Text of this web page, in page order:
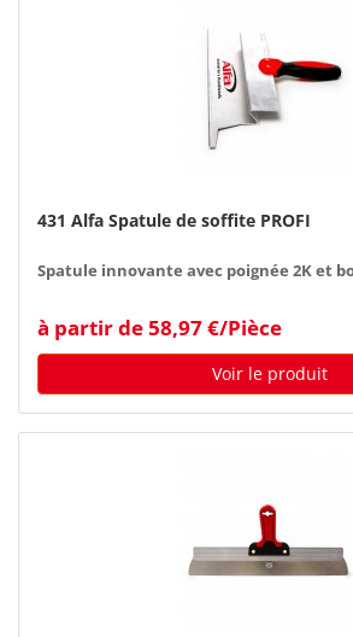
431 Alfa Spatule de soffite PROFI
Spatule innovante avec poignée 2K et
à partir de 58,97 €/Pièce
Voir le produit